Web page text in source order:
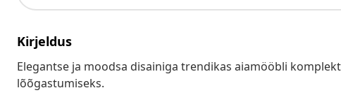
Kirjeldus
Elegantse ja moodsa disainiga trendikas aiamööbli
lõõgastumiseks.